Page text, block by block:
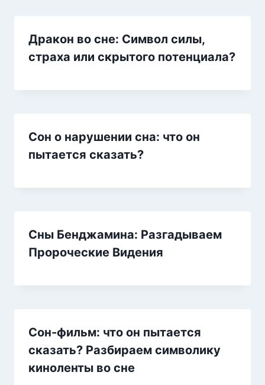
Дракон во сне: Символ силы,
страха или скрытого потенциала?
Сон о нарушении сна: что он
пытается сказать?
Сны Бенджамина: Разгадываем
Пророческие Видения
Сон-фильм: что он пытается
сказать? Разбираем символику
киноленты во сне